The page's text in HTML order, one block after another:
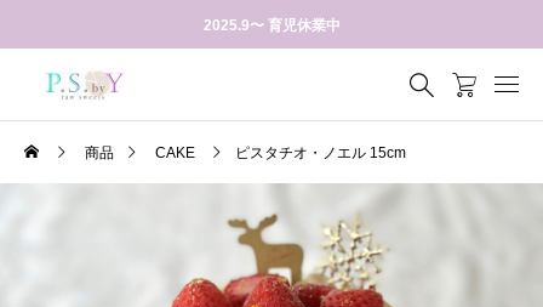
2025.9〜 育児休業中
商品 CAKE ピスタチオ・ノエル 15cm